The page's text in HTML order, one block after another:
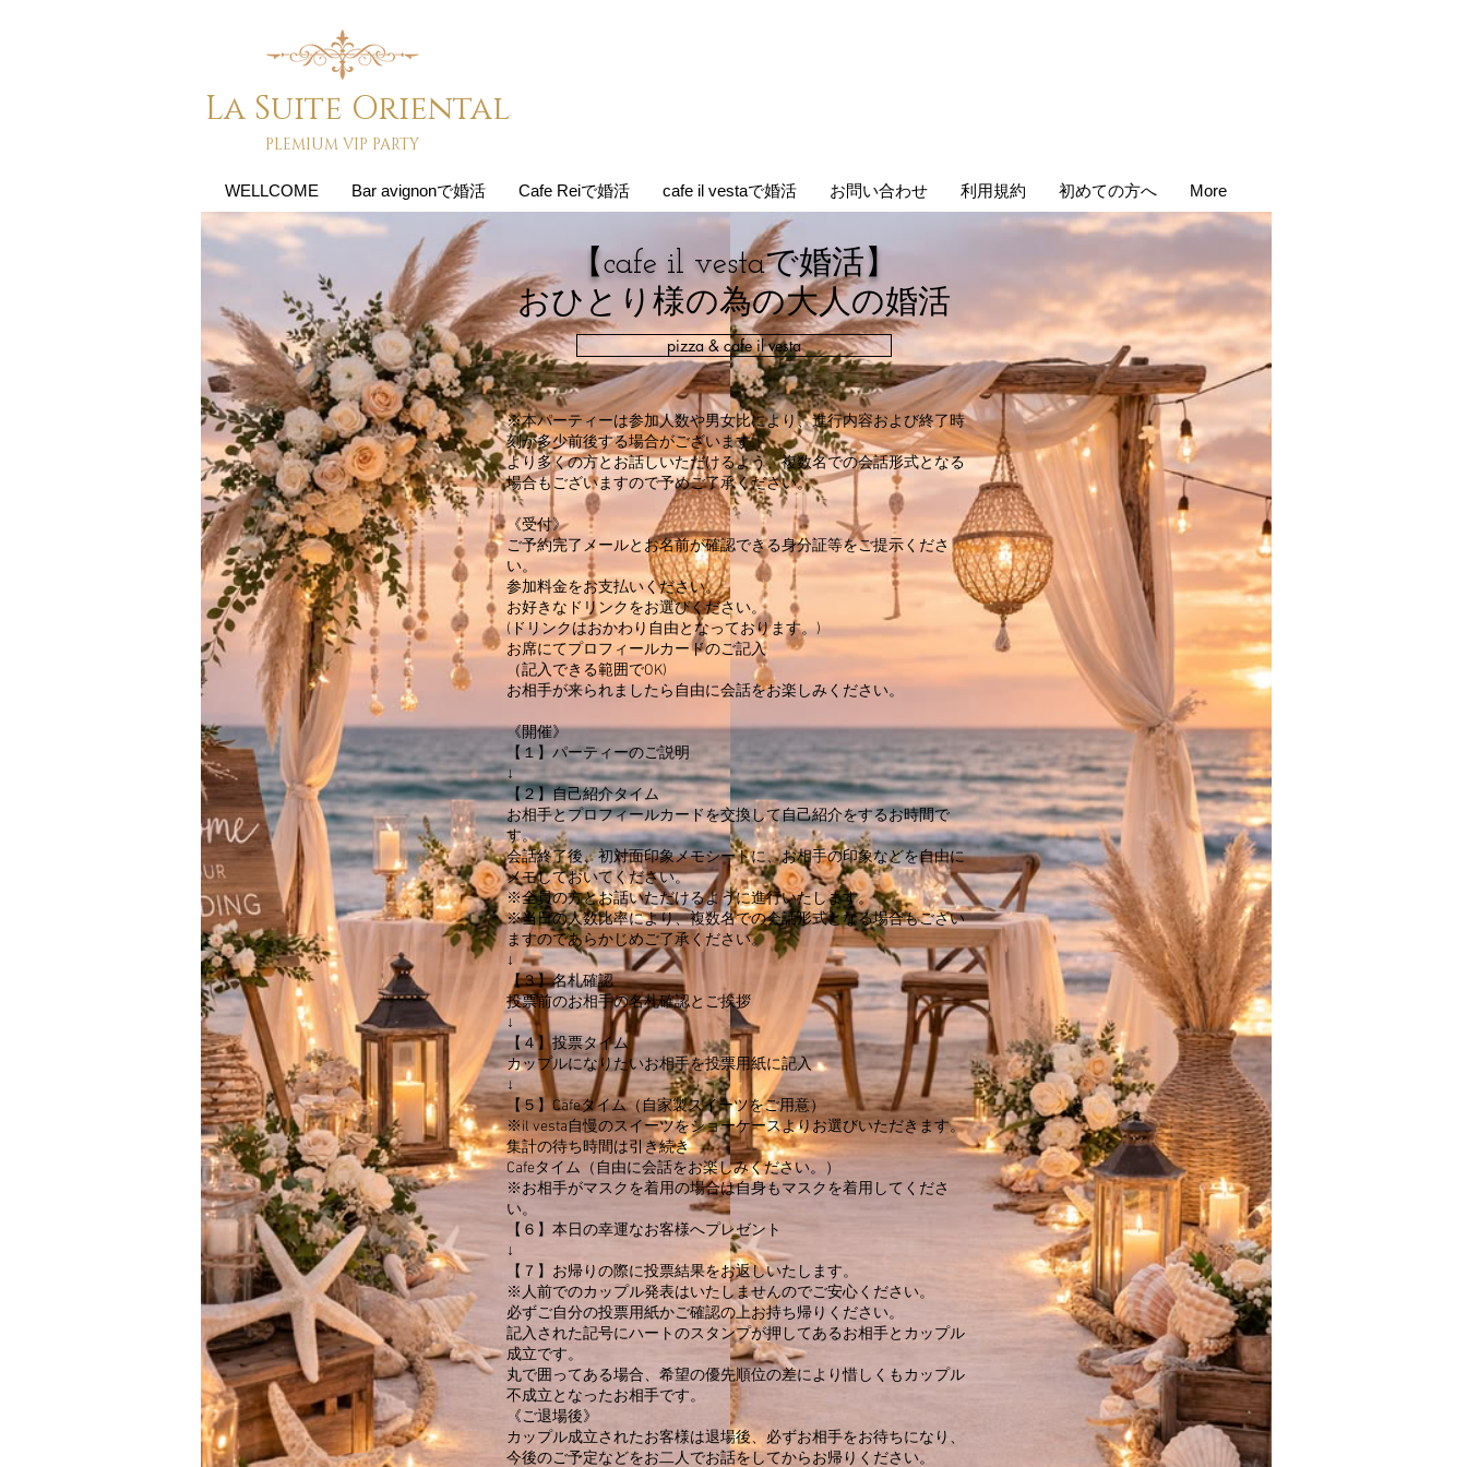
La Suite Oriental
PLEMIUM VIP PARTY
WELLCOME Bar avignonで婚活 Cafe Reiで婚活 cafe il vestaで婚活 お問い合わせ 利用規約 初めての方へ More
【cafe il vestaで婚活】
おひとり様の為の大人の婚活
pizza & cafe il vesta
※本パーティーは参加人数や男女比により、進行内容および終了時
刻が多少前後する場合がございます。
より多くの方とお話しいただけるよう、複数名での会話形式となる
場合もございますので予めご了承ください。
《受付》
ご予約完了メールとお名前が確認できる身分証等をご提示くださ
い。
参加料金をお支払いください。
お好きなドリンクをお選びください。
(ドリンクはおかわり自由となっております。)
お席にてプロフィールカードのご記入
（記入できる範囲でOK)
お相手が来られましたら自由に会話をお楽しみください。
《開催》
【１】パーティーのご説明
↓
【２】自己紹介タイム
お相手とプロフィールカードを交換して自己紹介をするお時間で
す。
会話終了後、初対面印象メモシートに、お相手の印象などを自由に
メモしておいてください。
※全員の方とお話いただけるように進行いたします。
※当日の人数比率により、複数名での会話形式となる場合もござい
ますのであらかじめご了承ください。
↓
【３】名札確認
投票前のお相手の名札確認とご挨拶
↓
【４】投票タイム
カップルになりたいお相手を投票用紙に記入
↓
【５】Cafeタイム（自家製スイーツをご用意）
​※il vesta自慢のスイーツをショーケースよりお選びいただきます。
集計の待ち時間は引き続き
Cafeタイム（自由に会話をお楽しみください。）
※お相手がマスクを着用の場合は自身もマスクを着用してくださ
い。
【６】本日の幸運なお客様へプレゼント
↓
【７】お帰りの際に投票結果をお返しいたします。
※人前でのカップル発表はいたしませんのでご安心ください。
必ずご自分の投票用紙かご確認の上お持ち帰りください。
記入された記号にハートのスタンプが押してあるお相手とカップル
成立です。
丸で囲ってある場合、希望の優先順位の差により惜しくもカップル
不成立となったお相手です。
《ご退場後》
カップル成立されたお客様は退場後、必ずお相手をお待ちになり、
今後のご予定などをお二人でお話をしてからお帰りください。